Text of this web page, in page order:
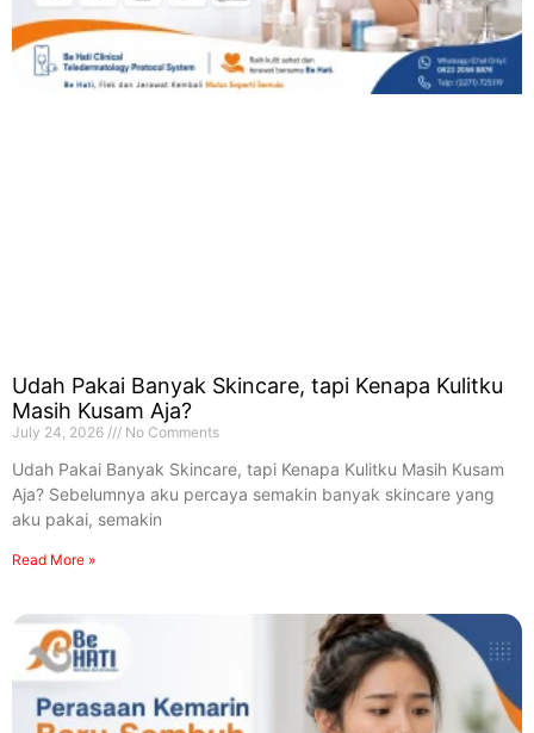
Udah Pakai Banyak Skincare, tapi Kenapa Kulitku
Masih Kusam Aja?
July 24, 2026 No Comments
Udah Pakai Banyak Skincare, tapi Kenapa Kulitku Masih Kusam
Aja? Sebelumnya aku percaya semakin banyak skincare yang
aku pakai, semakin
Read More »